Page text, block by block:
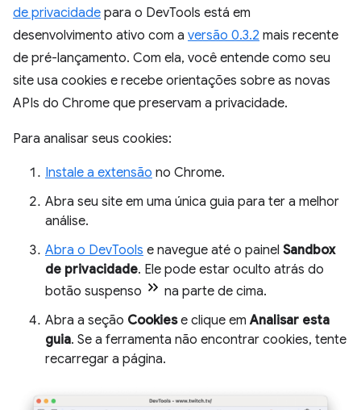
de privacidade para o DevTools está em
desenvolvimento ativo com a versão 0.3.2 mais recente
de pré-lançamento. Com ela, você entende como seu
site usa cookies e recebe orientações sobre as novas
APIs do Chrome que preservam a privacidade.
Para analisar seus cookies:
Instale a extensão no Chrome.
Abra seu site em uma única guia para ter a melhor
análise.
Abra o DevTools e navegue até o painel Sandbox
de privacidade. Ele pode estar oculto atrás do
botão suspenso
na parte de cima.
Abra a seção Cookiese clique emAnalisar esta
guia. Se a ferramenta não encontrar cookies, tente
recarregar a página.